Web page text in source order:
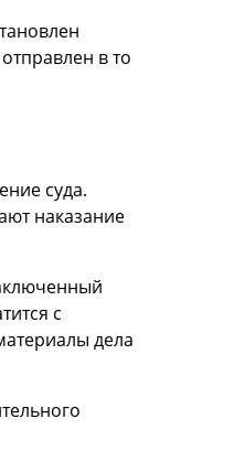
в то
суда.
наказание
с
дела